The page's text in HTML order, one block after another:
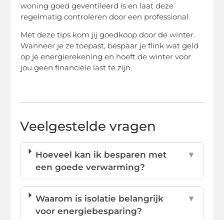
woning goed geventileerd is en laat deze
regelmatig controleren door een professional.
Met deze tips kom jij goedkoop door de winter.
Wanneer je ze toepast, bespaar je flink wat geld
op je energierekening en hoeft de winter voor
jou geen financiële last te zijn.
Veelgestelde vragen
Hoeveel kan ik besparen met
een goede verwarming?
▼
Waarom is isolatie belangrijk
voor energiebesparing?
▼